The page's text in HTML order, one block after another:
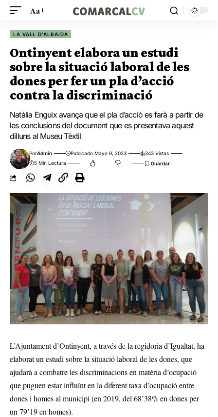
Aa
LA VALL D'ALBAIDA
Ontinyent elabora un estudi
sobre la situació laboral de les
dones per fer un pla d’acció
contra la discriminació
Natàlia Enguix avança que el pla d’acció es farà a partir de
les conclusions del document que es presentava aquest
dilluns al Museu Tèxtil
PorAdmin Publicado Mayo 9, 2023
343 Vistas
5 Min Lectura
L’Ajuntament d’Ontinyent, a través de la regidoria d’Igualtat, ha
elaborat un estudi sobre la situació laboral de les dones, que
ajudarà a combatre les discriminacions en matèria d’ocupació
que puguen estar influïnt en la diferent taxa d’ocupació entre
dones i homes al municipi (en 2019, del 68’38% en dones per
un 79’19 en homes).